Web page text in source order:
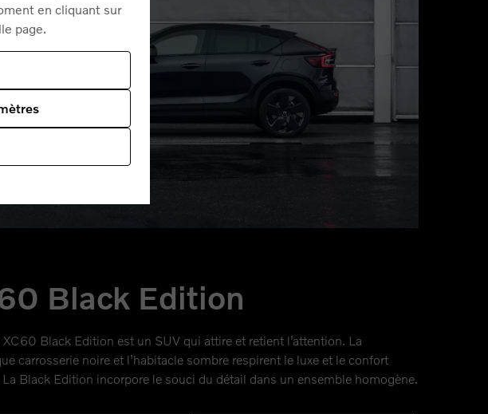
Black Edition
XC60 Black Edition est un SUV qui attire et retient l’attention. La
carrosserie noire et l’habitacle sombre respirent le luxe et le confort
Black Edition incorpore le souci du détail dans un ensemble homogène.
en cliquant sur
page.